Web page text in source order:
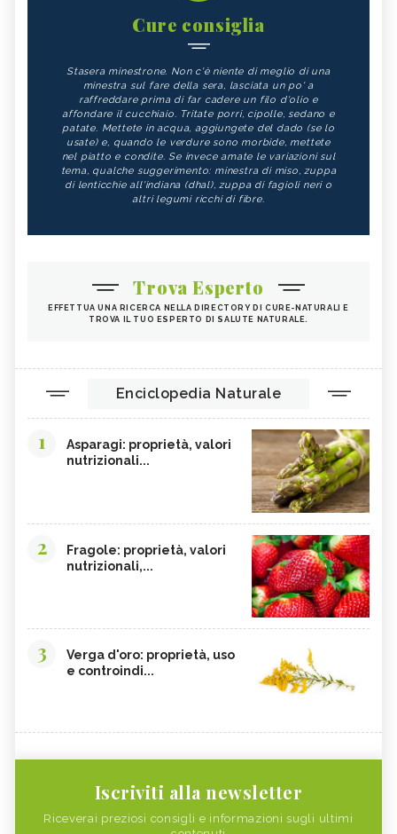
Cure consiglia
Stasera minestrone. Non c'è niente di meglio di una
minestra sul fare della sera, lasciata un po' a
raffreddare prima di far cadere un filo d'olio e
affondare il cucchiaio. Tritate porri, cipolle, sedano e
patate. Mettete in acqua, aggiungete del dado (se lo
usate) e, quando le verdure sono morbide, mettete
nel piatto e condite. Se invece amate le variazioni sul
tema, qualche suggerimento: minestra di miso, zuppa
di lenticchie all'indiana (dhal), zuppa di fagioli neri o
altri legumi ricchi di fibre.
Trova Esperto
EFFETTUA UNA RICERCA NELLA DIRECTORY DI CURE-NATURALI E
TROVA IL TUO ESPERTO DI SALUTE NATURALE.
Enciclopedia Naturale
1
Asparagi: proprietà, valori
nutrizionali...
2
Fragole: proprietà, valori
nutrizionali,...
3
Verga d'oro: proprietà, uso
e controindi...
Iscriviti alla newsletter
Riceverai preziosi consigli e informazioni sugli ultimi